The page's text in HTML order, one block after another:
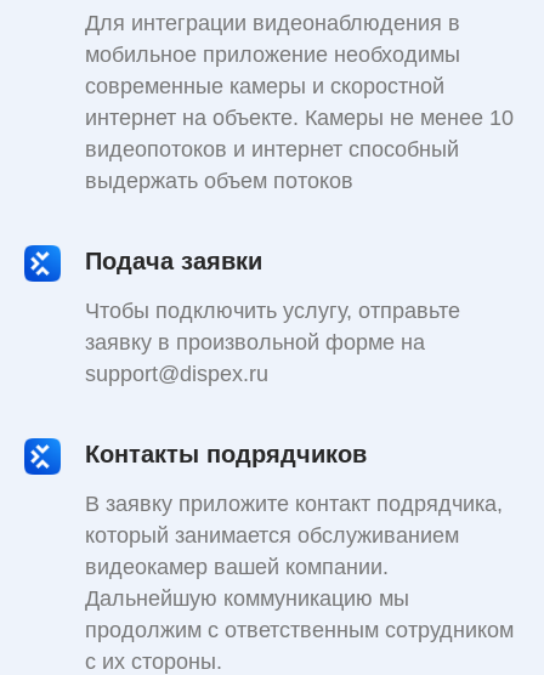
Для интеграции видеонаблюдения в
мобильное приложение необходимы
современные камеры и скоростной
интернет на объекте. Камеры не менее 10
видеопотоков и интернет способный
выдержать объем потоков
Подача заявки
Чтобы подключить услугу, отправьте
заявку в произвольной форме на
support@dispex.ru
Контакты подрядчиков
В заявку приложите контакт подрядчика,
который занимается обслуживанием
видеокамер вашей компании.
Дальнейшую коммуникацию мы
продолжим с ответственным сотрудником
с их стороны.